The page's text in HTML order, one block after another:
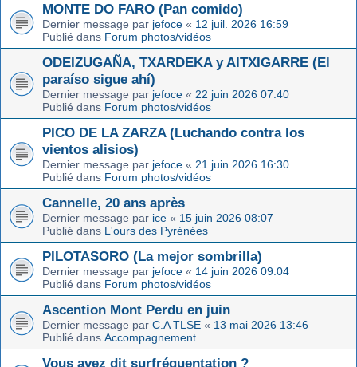
MONTE DO FARO (Pan comido)
Dernier message par jefoce « 12 juil. 2026 16:59
Publié dans Forum photos/vidéos
ODEIZUGAÑA, TXARDEKA y AITXIGARRE (El
paraíso sigue ahí)
Dernier message par jefoce « 22 juin 2026 07:40
Publié dans Forum photos/vidéos
PICO DE LA ZARZA (Luchando contra los
vientos alisios)
Dernier message par jefoce « 21 juin 2026 16:30
Publié dans Forum photos/vidéos
Cannelle, 20 ans après
Dernier message par ice « 15 juin 2026 08:07
Publié dans L'ours des Pyrénées
PILOTASORO (La mejor sombrilla)
Dernier message par jefoce « 14 juin 2026 09:04
Publié dans Forum photos/vidéos
Ascention Mont Perdu en juin
Dernier message par C.A TLSE « 13 mai 2026 13:46
Publié dans Accompagnement
Vous avez dit surfréquentation ?